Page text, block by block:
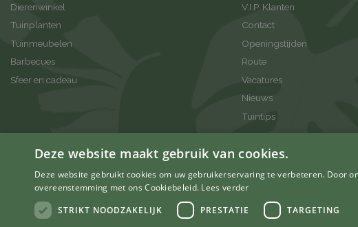
Dierenwinkel
Tuinplanten
Tuinmeubelen
Barbecues
Sfeer en cadeau
V.I.P. Klanten
Contact
Openingstijden
Route
Vacatures
Nieuws
Tuintips
Deze website maakt gebruik van cookies.
Deze website gebruikt cookies om uw gebruikerservaring te verbeteren. Door
overeenstemming met ons Cookiebeleid. Lees verder
STRIKT NOODZAKELIJK
PRESTATIE TARGETING